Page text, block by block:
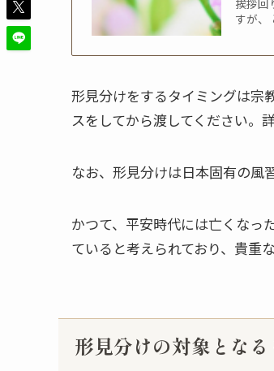
すが、
形見分けをするタイミングは宗
スをしてから渡してください。
なお、形見分けは日本固有の風習
かつて、平安時代には亡くなっ
ていると考えられており、貴重
形見分けの対象となる